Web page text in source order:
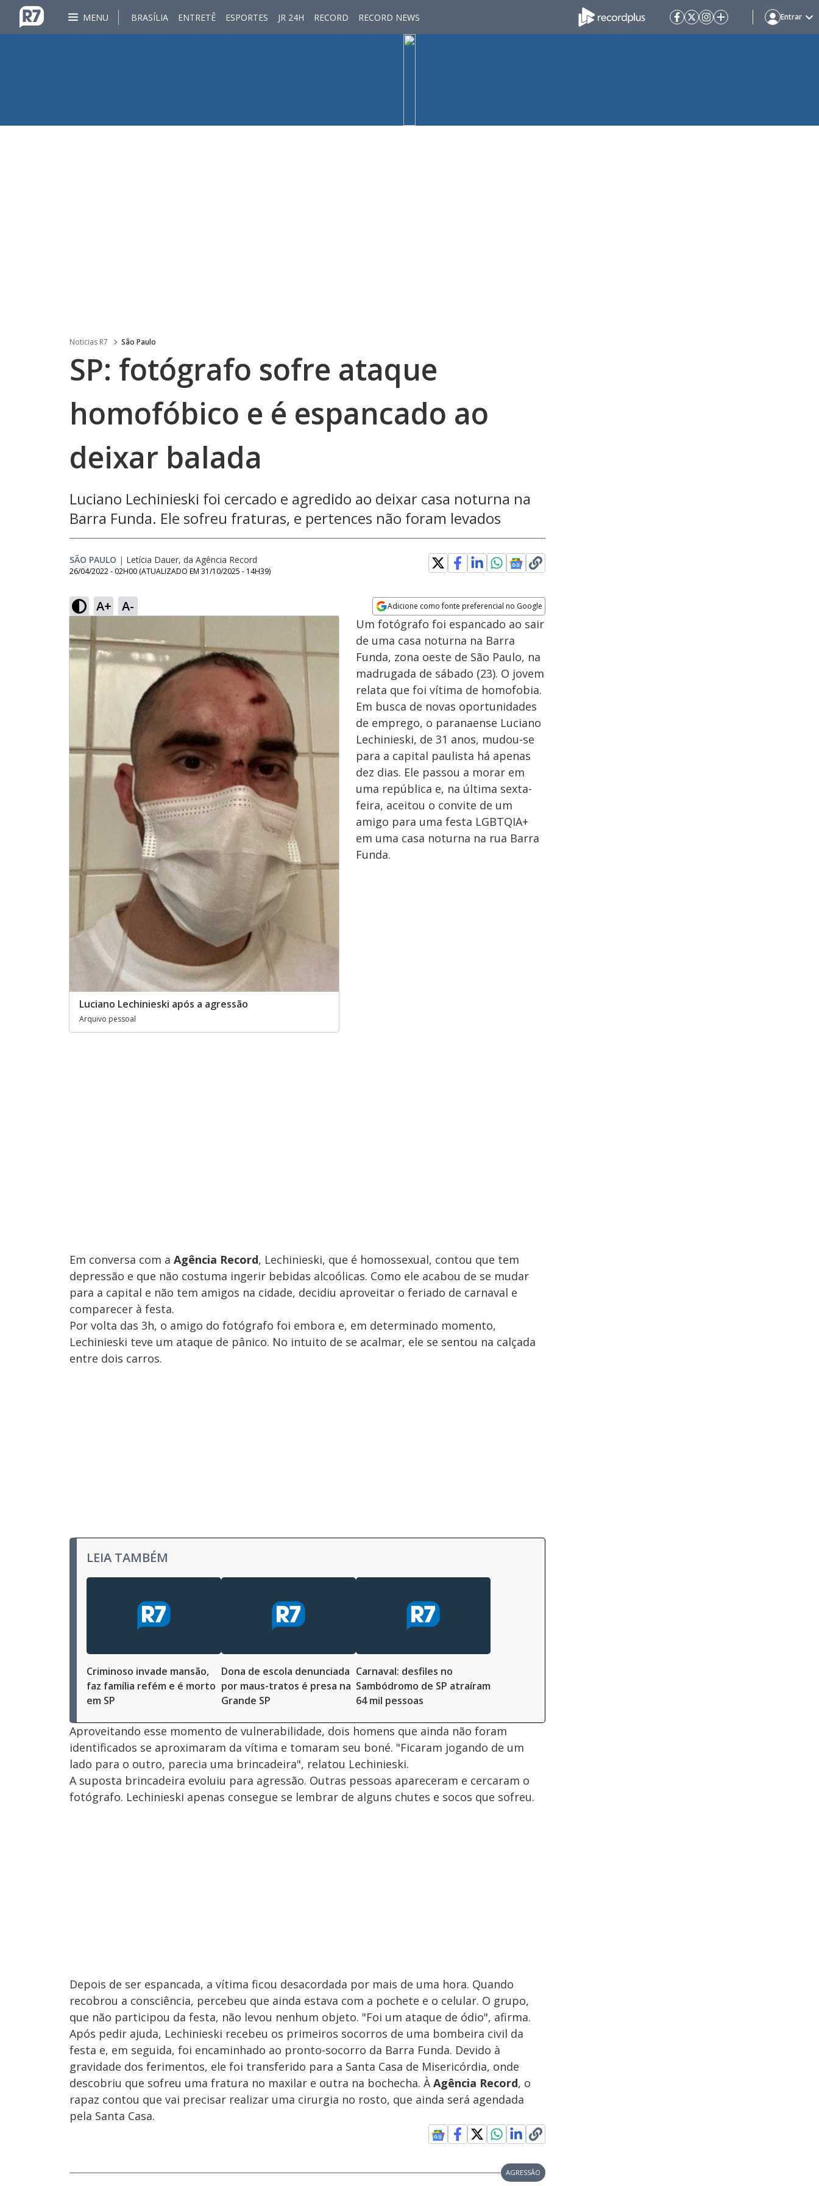
MENU BRASÍLIA ENTRETÊ ESPORTES JR 24H RECORD RECORD NEWS Entrar
Noticias R7 São Paulo
SP: fotógrafo sofre ataque
homofóbico e é espancado ao
deixar balada
Luciano Lechinieski foi cercado e agredido ao deixar casa noturna na
Barra Funda. Ele sofreu fraturas, e pertences não foram levados
SÃO PAULO | Letícia Dauer, da Agência Record
26/04/2022 - 02H00 (ATUALIZADO EM 31/10/2025 - 14H39)
A+ A- Adicione como fonte preferencial no Google
Opens in new window
Luciano Lechinieski após a agressão
Arquivo pessoal
Um fotógrafo foi espancado ao sair
de uma casa noturna na Barra
Funda, zona oeste de São Paulo, na
madrugada de sábado (23). O jovem
relata que foi vítima de homofobia.
Em busca de novas oportunidades
de emprego, o paranaense Luciano
Lechinieski, de 31 anos, mudou-se
para a capital paulista há apenas
dez dias. Ele passou a morar em
uma república e, na última sexta-
feira, aceitou o convite de um
amigo para uma festa LGBTQIA+
em uma casa noturna na rua Barra
Funda.
Em conversa com a Agência Record, Lechinieski, que é homossexual, contou que tem
depressão e que não costuma ingerir bebidas alcoólicas. Como ele acabou de se mudar
para a capital e não tem amigos na cidade, decidiu aproveitar o feriado de carnaval e
comparecer à festa.
Por volta das 3h, o amigo do fotógrafo foi embora e, em determinado momento,
Lechinieski teve um ataque de pânico. No intuito de se acalmar, ele se sentou na calçada
entre dois carros.
LEIA TAMBÉM
Criminoso invade mansão,
faz família refém e é morto
em SP
Dona de escola denunciada
por maus-tratos é presa na
Grande SP
Carnaval: desfiles no
Sambódromo de SP atraíram
64 mil pessoas
Aproveitando esse momento de vulnerabilidade, dois homens que ainda não foram
identificados se aproximaram da vítima e tomaram seu boné. "Ficaram jogando de um
lado para o outro, parecia uma brincadeira", relatou Lechinieski.
A suposta brincadeira evoluiu para agressão. Outras pessoas apareceram e cercaram o
fotógrafo. Lechinieski apenas consegue se lembrar de alguns chutes e socos que sofreu.
Depois de ser espancada, a vítima ficou desacordada por mais de uma hora. Quando
recobrou a consciência, percebeu que ainda estava com a pochete e o celular. O grupo,
que não participou da festa, não levou nenhum objeto. "Foi um ataque de ódio", afirma.
Após pedir ajuda, Lechinieski recebeu os primeiros socorros de uma bombeira civil da
festa e, em seguida, foi encaminhado ao pronto-socorro da Barra Funda. Devido à
gravidade dos ferimentos, ele foi transferido para a Santa Casa de Misericórdia, onde
descobriu que sofreu uma fratura no maxilar e outra na bochecha. ÀAgência Record, o
rapaz contou que vai precisar realizar uma cirurgia no rosto, que ainda será agendada
pela Santa Casa.
AGRESSÃO